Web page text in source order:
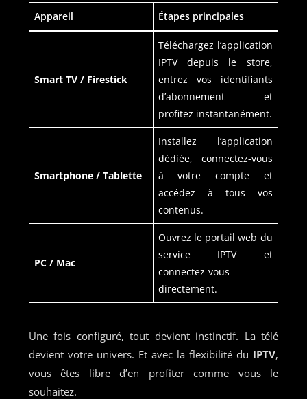
Appareil Étapes principales
Smart TV / Firestick
Téléchargez l’application
IPTV depuis le store,
entrez vos identifiants
d’abonnement et
profitez instantanément.
Smartphone / Tablette
Installez l’application
dédiée, connectez-vous
à votre compte et
accédez à tous vos
contenus.
PC / Mac
Ouvrez le portail web du
service IPTV et
connectez-vous
directement.
Une fois configuré, tout devient instinctif. La télé
devient votre univers. Et avec la flexibilité du IPTV,
vous êtes libre d’en profiter comme vous le
souhaitez.